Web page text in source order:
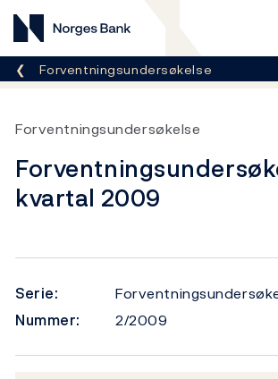
Norges Bank
Her er du nå:
Forventningsundersøkelse
Forventningsundersøkelse
kvartal 2009
Serie:
Nummer:
2/2009